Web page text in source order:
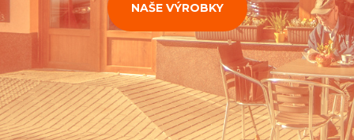
NAŠE VÝROBKY